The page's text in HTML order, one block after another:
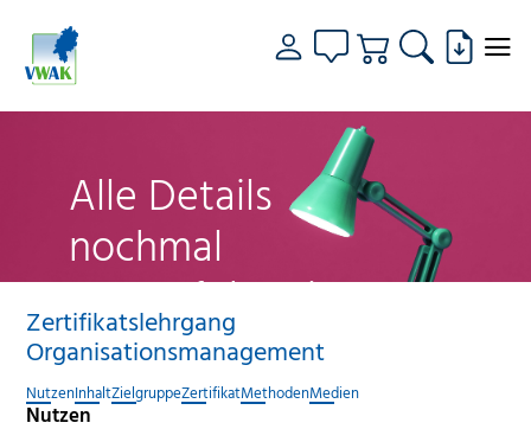
Alle Details
nochmal
genau fokussiert
Zertifikatslehrgang
Organisationsmanagement
NutzenInhaltZielgruppeZertifikatMethodenMedien
Nutzen